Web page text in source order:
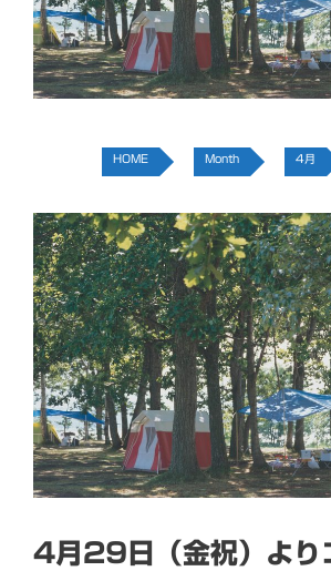
HOME Month 4月
4月29日（金祝）より